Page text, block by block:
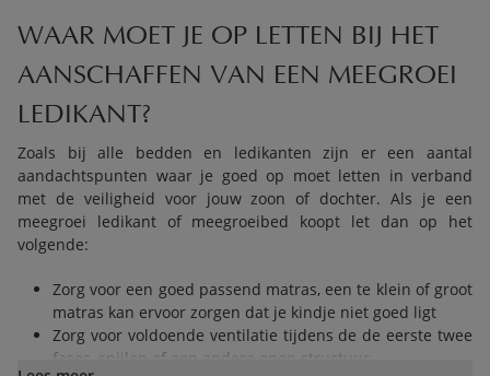
WAAR MOET JE OP LETTEN BIJ HET
AANSCHAFFEN VAN EEN MEEGROEI
LEDIKANT?
Zoals bij alle bedden en ledikanten zijn er een aantal
aandachtspunten waar je goed op moet letten in verband
met de veiligheid voor jouw zoon of dochter. Als je een
meegroei ledikant of meegroeibed koopt let dan op het
volgende:
Zorg voor een goed passend matras, een te klein of groot
matras kan ervoor zorgen dat je kindje niet goed ligt
Zorg voor voldoende ventilatie tijdens de de eerste twee
fases, spijlen of een andere open structuur